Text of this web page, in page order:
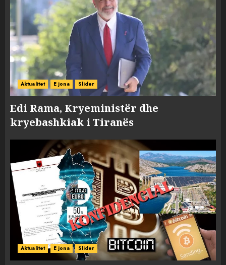
Aktualitet E jona Slider
Edi Rama, Kryeministër dhe
kryebashkiak i Tiranës
Aktualitet E jona Slider